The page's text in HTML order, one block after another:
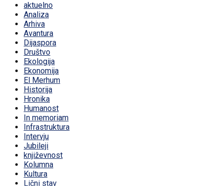
aktuelno
Analiza
Arhiva
Avantura
Dijaspora
Društvo
Ekologija
Ekonomija
El Merhum
Historija
Hronika
Humanost
In memoriam
Infrastruktura
Intervju
Jubileji
književnost
Kolumna
Kultura
Lični stav